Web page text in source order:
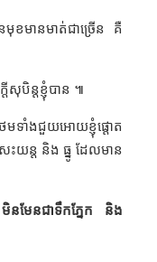
ខមានមាត់ជាច្រើន គឺ
សុបិន្តខ្ញុំបាន ៕
ទាំងជួយអោយខ្ញុំផ្តោត
ះយន្ត និង ធ្នូ ដែលមាន
នមែនជាទឹកភ្នែក និង